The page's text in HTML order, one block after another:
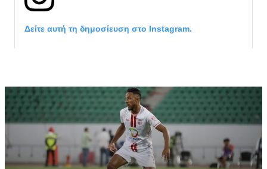
Δείτε αυτή τη δημοσίευση στο Instagram.